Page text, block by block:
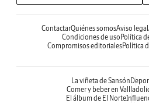
ContactarQuiénes somosAviso legal
Condiciones de uso Política
Compromisos editorialesPolítica
La viñeta de Sansón
Comer y beber en
El álbum de El Norte